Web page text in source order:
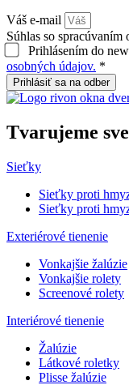
Váš e-mail
Súhlas so spracúvaním
Prihlásením do
osobných údajov. *
Prihlásiť sa na odber
Tvarujeme
Sieťky
Sieťky proti
Sieťky proti
Exteriérové tienenie
Vonkajšie žalúzie
Vonkajšie rolety
Screenové rolety
Interiérové tienenie
Žalúzie
Látkové roletky
Plisse žalúzie